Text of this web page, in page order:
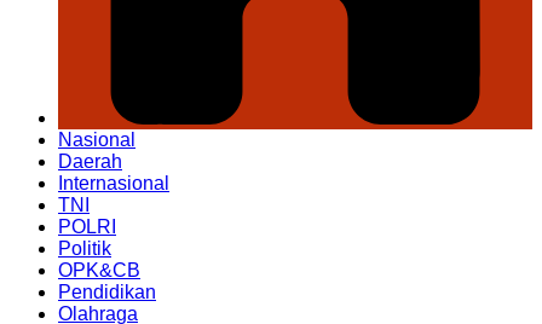
Nasional
Daerah
Internasional
TNI
POLRI
Politik
OPK&CB
Pendidikan
Olahraga